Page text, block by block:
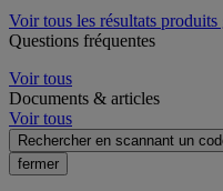
Voir tous les résultats
Questions fréquentes
Voir tous
Documents & articles
Voir tous
Rechercher en scannant un
fermer